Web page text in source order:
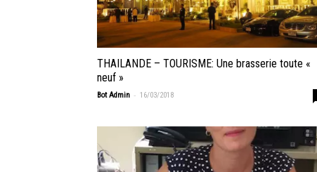
THAILANDE – TOURISME: Une brasserie toute «
neuf »
Bot Admin - 16/03/2018